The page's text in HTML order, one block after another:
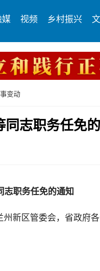
媒 视频 乡村振兴
变动
志职务任免
志职务任免的通知
新区管委会，省政府